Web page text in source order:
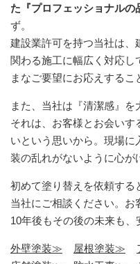
た『プロフェッショナルの
ず。
建設業許可を持つ当社は、
関わる施工に幅広く対応
まなご要望にお応えするこ
また、当社は『清潔感』を
それは、お客様とお会いす
いという思いから。現場に
装の乱れがないように心が
初めて塗り替えを依頼する
当社にご相談ください。お
10年後もその後の未来も、
外壁塗装≫ 屋根塗装≫